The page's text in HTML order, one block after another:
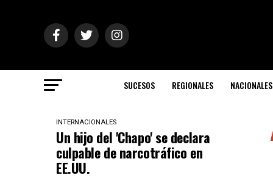
SUCESOS REGIONALES NACIONALES
INTERNACIONALES
Un hijo del 'Chapo' se declara
culpable de narcotráfico en
EE.UU.